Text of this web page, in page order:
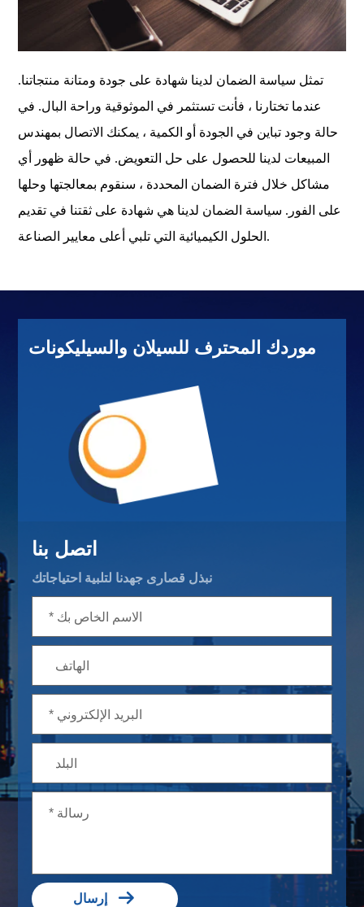
تمثل سياسة الضمان لدينا شهادة على جودة ومتانة منتجاتنا.
عندما تختارنا ، فأنت تستثمر في الموثوقية وراحة البال. في
حالة وجود تباين في الجودة أو الكمية ، يمكنك الاتصال بمهندس
المبيعات لدينا للحصول على حل التعويض. في حالة ظهور أي
مشاكل خلال فترة الضمان المحددة ، سنقوم بمعالجتها وحلها
على الفور. سياسة الضمان لدينا هي شهادة على ثقتنا في تقديم
الحلول الكيميائية التي تلبي أعلى معايير الصناعة.
موردك المحترف للسيلان والسيليكونات
اتصل بنا
نبذل قصارى جهدنا لتلبية احتياجاتك
إرسال 